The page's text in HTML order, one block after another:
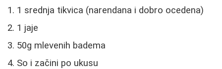
1 srednja tikvica (narendana i dobro ocedena)
1 jaje
50g mlevenih badema
So i začini po ukusu